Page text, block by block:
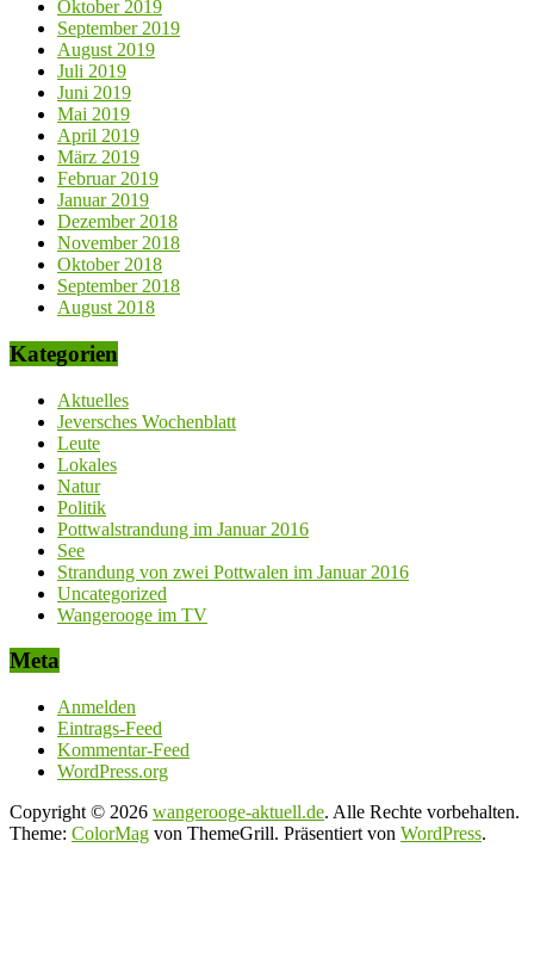
Oktober 2019
September 2019
August 2019
Juli 2019
Juni 2019
Mai 2019
April 2019
März 2019
Februar 2019
Januar 2019
Dezember 2018
November 2018
Oktober 2018
September 2018
August 2018
Kategorien
Aktuelles
Jeversches Wochenblatt
Leute
Lokales
Natur
Politik
Pottwalstrandung im Januar 2016
See
Strandung von zwei Pottwalen im Januar 2016
Uncategorized
Wangerooge im TV
Meta
Anmelden
Eintrags-Feed
Kommentar-Feed
WordPress.org
Copyright © 2026 wangerooge-aktuell.de. Alle Rechte vorbehalten.
Theme: ColorMag von ThemeGrill. Präsentiert von WordPress.